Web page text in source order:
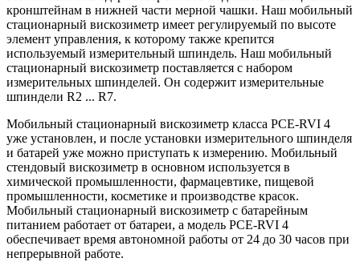
кронштейнам в нижней части мерной чашки. Наш мобильный
стационарный вискозиметр имеет регулируемый по высоте
элемент управления, к которому также крепится
используемый измерительный шпиндель. Наш мобильный
стационарный вискозиметр поставляется с набором
измерительных шпинделей. Он содержит измерительные
шпиндели R2 ... R7.
Мобильный стационарный вискозиметр класса PCE-RVI 4
уже установлен, и после установки измерительного шпинделя
и батарей уже можно приступать к измерению. Мобильный
стендовый вискозиметр в основном используется в
химической промышленности, фармацевтике, пищевой
промышленности, косметике и производстве красок.
Мобильный стационарный вискозиметр с батарейным
питанием работает от батареи, а модель PCE-RVI 4
обеспечивает время автономной работы от 24 до 30 часов при
непрерывной работе.